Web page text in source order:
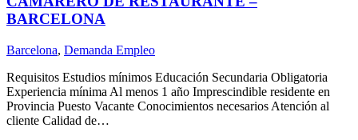
BARCELONA
Barcelona, Demanda Empleo
Requisitos Estudios mínimos Educación Secundaria Obligatoria
Experiencia mínima Al menos 1 año Imprescindible residente en
Provincia Puesto Vacante Conocimientos necesarios Atención al
cliente Calidad de…